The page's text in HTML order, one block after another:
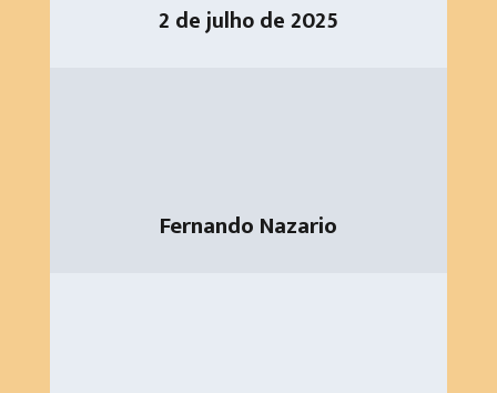
2 de julho de 2025
Fernando Nazario